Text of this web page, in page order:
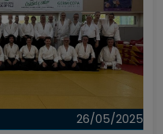
26/05/2025